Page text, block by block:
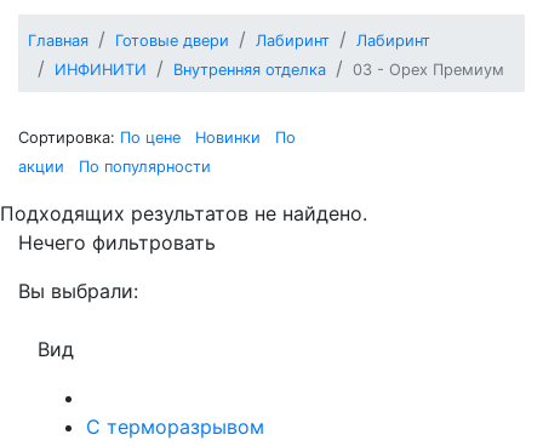
Главная Готовые двери Лабиринт
Лабиринт
ИНФИНИТИ
Внутренняя отделка 03 - Орех Премиум
Сортировка: По цене Новинки
По
акции
По популярности
Подходящих результатов не найдено.
Нечего фильтровать
Вы выбрали:
Вид
С терморазрывом